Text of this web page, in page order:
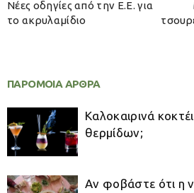
Νέες οδηγίες από την Ε.Ε. για
το ακρυλαμίδιο
ΠΑΡΟΜΟΙΑ ΑΡΘΡΑ
Καλοκαιρινά
θερμίδων;
Αν φοβάστε ότι η